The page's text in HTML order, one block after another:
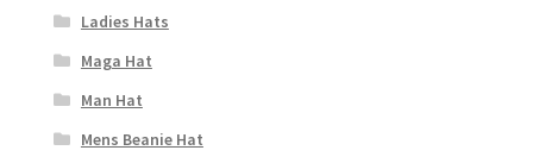
Ladies Hats
Maga Hat
Man Hat
Mens Beanie Hat